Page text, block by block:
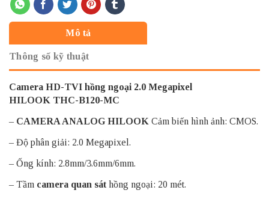
Mô tả
Thông số kỹ thuật
Camera HD-TVI hồng ngoại 2.0 Megapixel
HILOOK THC-B120-MC
– CAMERA ANALOG HILOOK Cảm biến hình ảnh: CMOS.
– Độ phân giải: 2.0 Megapixel.
– Ống kính: 2.8mm/3.6mm/6mm.
– Tầm camera quan sát hồng ngoại: 20 mét.